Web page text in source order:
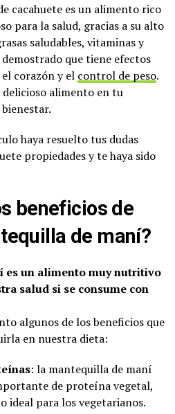
cacahuete es un alimento rico
para la salud, gracias a su alto
saludables, vitaminas y
demostrado que tiene efectos
corazón y el control de peso.
alimento en tu
haya resuelto tus dudas
propiedades y te haya sido
beneficios de
de maní?
es un alimento muy nutritivo
salud si se consume con
algunos de los beneficios que
en nuestra dieta:
: la mantequilla de maní
de proteína vegetal,
ideal para los vegetarianos.